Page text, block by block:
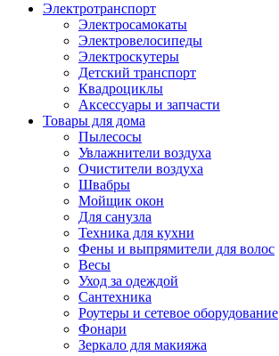
Электротранспорт
Электросамокаты
Электровелосипеды
Электроскутеры
Детский транспорт
Квадроциклы
Аксессуары и запчасти
Товары для дома
Пылесосы
Увлажнители воздуха
Очистители воздуха
Швабры
Мойщик окон
Для санузла
Техника для кухни
Фены и выпрямители для волос
Весы
Уход за одеждой
Сантехника
Роутеры и сетевое оборудование
Фонари
Зеркало для макияжа